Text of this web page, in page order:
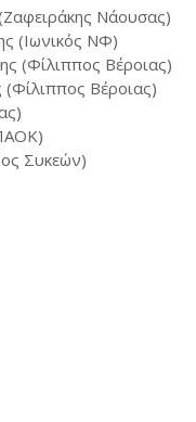
Νάουσας)
(Ιωνικός ΝΦ)
(Φίλιππος Βέροιας)
(Φίλιππος Βέροιας)
Συκεών)